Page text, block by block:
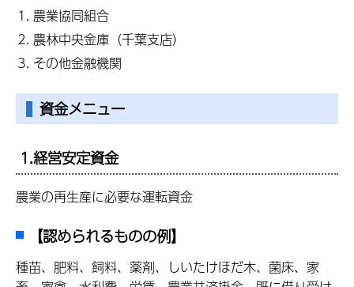
農業協同組合
農林中央金庫（千葉支店）
その他金融機関
資金メニュー
1.経営安定資金
農業の再生産に必要な運転資金
【認められるものの例】
種苗、肥料、飼料、薬剤、しいたけほだ木、菌床、家